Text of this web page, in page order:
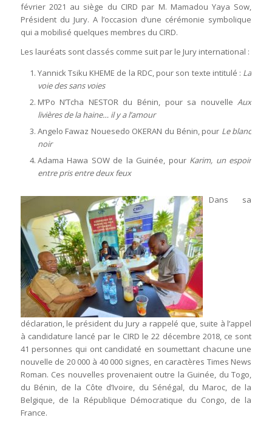
février 2021 au siège du CIRD par M. Mamadou Yaya Sow,
Président du Jury. A l’occasion d’une cérémonie symbolique
qui a mobilisé quelques membres du CIRD.
Les lauréats sont classés comme suit par le Jury international :
Yannick Tsiku KHEME de la RDC, pour son texte intitulé : La
voie des sans voies
M’Po N’Tcha NESTOR du Bénin, pour sa nouvelleAux
livières de la haine… il y a l’amour
Angelo Fawaz Nouesedo OKERAN du Bénin, pour Le blanc
noir
Adama Hawa SOW de la Guinée, pour Karim, un espoir
entre pris entre deux feux
Dans sa
déclaration, le président du Jury a rappelé que, suite à l’appel
à candidature lancé par le CIRD le 22 décembre 2018, ce sont
41 personnes qui ont candidaté en soumettant chacune une
nouvelle de 20 000 à 40 000 signes, en caractères Times News
Roman. Ces nouvelles provenaient outre la Guinée, du Togo,
du Bénin, de la Côte d’Ivoire, du Sénégal, du Maroc, de la
Belgique, de la République Démocratique du Congo, de la
France.